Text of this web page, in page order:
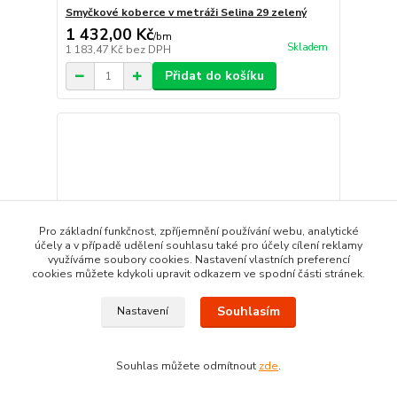
Smyčkové koberce v metráži Selina 29 zelený
1 432,00 Kč/bm
1 183,47 Kč bez DPH Skladem
Přidat do košíku
Pro základní funkčnost, zpříjemnění používání webu, analytické
účely a v případě udělení souhlasu také pro účely cílení reklamy
využíváme soubory cookies. Nastavení vlastních preferencí
cookies můžete kdykoli upravit odkazem ve spodní části stránek.
Nastavení Souhlasím
Souhlas můžete odmítnout zde.